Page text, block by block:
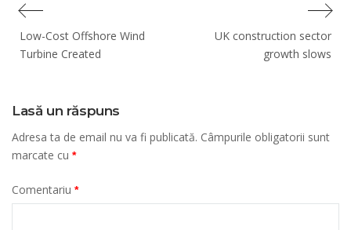
Navigare
în
Low-Cost Offshore Wind
Turbine Created
UK construction sector
growth slows
Lasă un răspuns
Adresa ta de email nu va fi publicată. Câmpurile obligatorii sunt
marcate cu *
Comentariu *